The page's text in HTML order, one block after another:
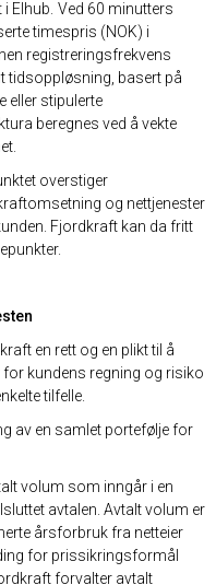
Elhub. Ved 60 minutters
timespris (NOK) i
registreringsfrekvens
tidsoppløsning, basert på
eller stipulerte
beregnes ved å vekte
overstiger
og nettjenester
Fjordkraft kan da fritt
en rett og en plikt til å
kundens regning og risiko
tilfelle.
av en samlet portefølje for
volum som inngår i en
avtalen. Avtalt volum er
årsforbruk fra netteier
for prissikringsformål
forvalter avtalt